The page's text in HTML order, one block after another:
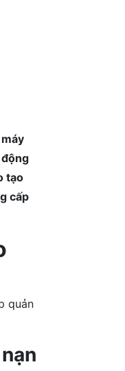
tạo
cấp
quản